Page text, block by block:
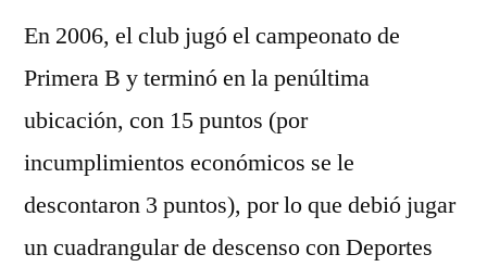
En 2006, el club jugó el campeonato de
Primera B y terminó en la penúltima
ubicación, con 15 puntos (por
incumplimientos económicos se le
descontaron 3 puntos), por lo que debió jugar
un cuadrangular de descenso con Deportes